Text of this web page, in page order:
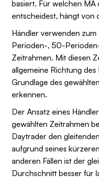
basiert. Für welchen MA
entscheidest, hängt von
Händler verwenden
Perioden-, 50-
Zeitrahmen. Mit diesen
allgemeine Richtung
Grundlage des
erkennen.
Der Ansatz eines
gewählten Zeitrahmen
Daytrader den
aufgrund seines
anderen Fällen ist der
Durchschnitt besser für